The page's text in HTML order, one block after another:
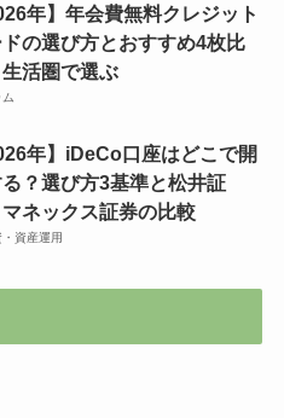
年】年会費無料クレジット
ドの選び方とおすすめ4枚比
活圏で選ぶ
ム
年】iDeCo口座はどこで開
？選び方3基準と松井証
ネックス証券の比較
・資産運用